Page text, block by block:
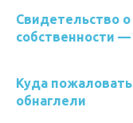
Свидетельство
собственности
Куда
обнаглели